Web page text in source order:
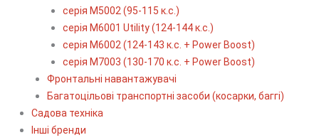
серія М5002 (95-115 к.с.)
серія M6001 Utility (124-144 к.с.)
серія М6002 (124-143 к.с. + Power Boost)
серія М7003 (130-170 к.с. + Power Boost)
Фронтальні навантажувачі
Багатоцільові транспортні засоби (косарки, баггі)
Садова техніка
Інші бренди